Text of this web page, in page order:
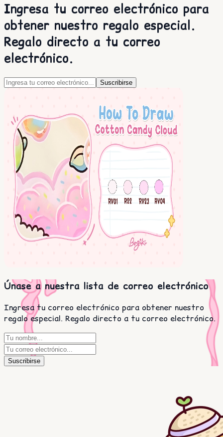
Ingresa tu correo electrónico para
obtener nuestro regalo especial.
Regalo directo a tu correo
electrónico.
Suscribirse
Únase a nuestra lista de correo electrónico
Ingresa tu correo electrónico para obtener nuestro
regalo especial. Regalo directo a tu correo electrónico.
Suscribirse